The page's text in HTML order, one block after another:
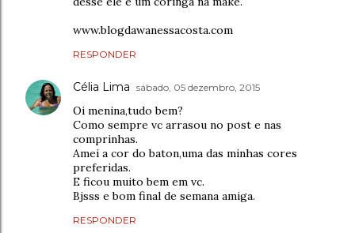
www.blogdawanessacosta.com
RESPONDER
Célia Lima sábado, 05 dezembro, 2015
Oi menina,tudo bem?
Como sempre vc arrasou no post e nas
comprinhas.
Amei a cor do baton,uma das minhas cores
preferidas.
E ficou muito bem em vc.
Bjsss e bom final de semana amiga.
RESPONDER